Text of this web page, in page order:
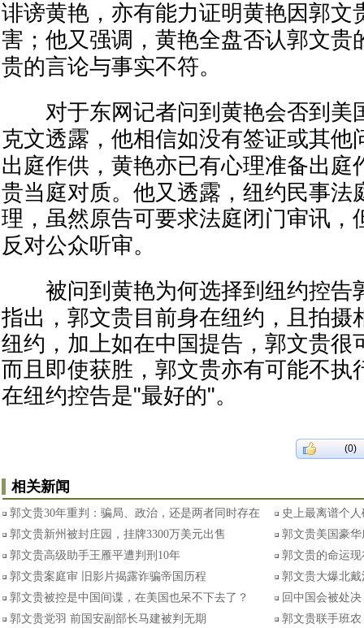
诽谤黄艳 ，亦有能力证明黄艳因郭文
害；他又强调，黄艳全盘否认郭文贵
贵的言论与事实不符。
对于东网记者问到黄艳会否到美
克文透露，他相信如没有签证或其他
出庭作供，黄艳亦已有心理准备出庭
贵当庭对质。他又透露，纽约民事法
理，虽然原告可要求法庭闭门审讯，
反对公众听审。
被问到黄艳为何选择到纽约控告
指出，郭文贵目前身在纽约，且拍摄
纽约，加上如在中国提告，郭文贵很
而且即使获胜，郭文贵亦有可能不执
在纽约控告是"最好的"。
(0)
相关新闻
郭文贵30年重判：骗局、政治，还是两者同时存在
史上最离谱个
郭文贵新州被封庄园，挂牌3300万美元出售
郭文贵美国豪
郭文贵高级助手王雁平遭判刑10年
郭文贵的命运
​郭文贵案庭审 旧影片揭露诈骗帝国历程
郭文贵大爆北
郭文贵被控是中国间谍，在美国也呆不下去了？
回中国会被处
郭文贵党羽 前国安副部长马建被判无期
郭文贵联手班